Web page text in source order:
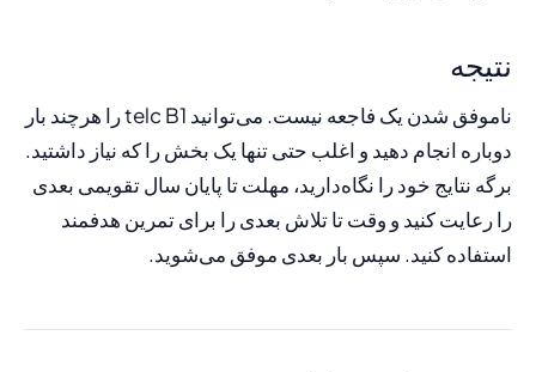
نتیجه
ناموفق شدن یک فاجعه نیست. می‌توانید telc B1 را هرچند بار
دوباره انجام دهید و اغلب حتی تنها یک بخش را که نیاز داشتید.
برگه نتایج خود را نگاه‌دارید، مهلت تا پایان سال تقویمی بعدی
را رعایت کنید و وقت تا تلاش بعدی را برای تمرین هدفمند
استفاده کنید. سپس بار بعدی موفق می‌شوید.